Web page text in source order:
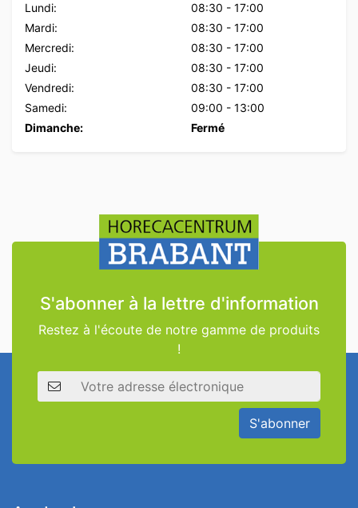
Lundi: 08:30 - 17:00
Mardi:
08:30 - 17:00
Mercredi:
08:30 - 17:00
Jeudi:
08:30 - 17:00
Vendredi:
08:30 - 17:00
Samedi:
09:00 - 13:00
Dimanche:
Fermé
S'abonner à la lettre d'information
Restez à l'écoute de notre gamme de produits
!
Adresse électronique
S'abonner